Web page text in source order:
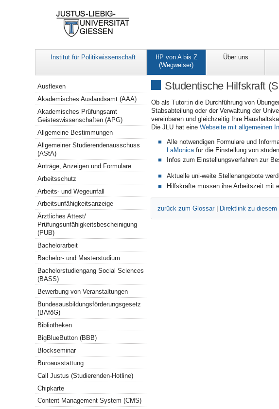
Institut für Politikwissenschaft
IfP von A bis Z
(Wegweiser)
Über uns
Studentische Hilfskraft
Ob als Tutor:in die Durchführung von
Stabsabteilung oder der Verwaltung der
vereinbaren und gleichzeitig Ihre
Die JLU hat eine Webseite mit allgemeinen
Alle notwendigen Formulare und
LaMonica für die Einstellung von
Infos zum Einstellungsverfahren zur
Aktuelle uni-weite Stellenangebote
Hilfskräfte müssen ihre Arbeitszeit mit
zurück zum Glossar Direktlink zu diesem
Navigation
Ausflexen
Akademisches Auslandsamt (AAA)
Akademisches Prüfungsamt
Geisteswissenschaften (APG)
Allgemeine Bestimmungen
Allgemeiner Studierendenausschuss
(AStA)
Anträge, Anzeigen und Formulare
Arbeitsschutz
Arbeits- und Wegeunfall
Arbeitsunfähigkeitsanzeige
Ärztliches Attest/
Prüfungsunfähigkeitsbescheinigung
(PUB)
Bachelorarbeit
Bachelor- und Masterstudium
Bachelorstudiengang Social Sciences
(BASS)
Bewerbung von Veranstaltungen
Bundesausbildungsförderungsgesetz
(BAföG)
Bibliotheken
BigBlueButton (BBB)
Blockseminar
Büroausstattung
Call Justus (Studierenden-Hotline)
Chipkarte
Content Management System (CMS)